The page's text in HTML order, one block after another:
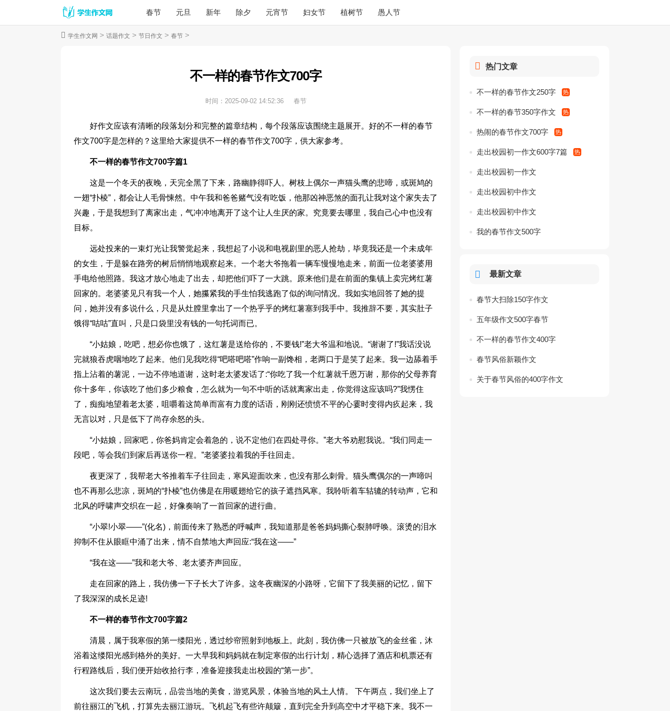
春节 元旦 新年 除夕 元宵节 妇女节 植树节 愚人节
学生作文网 > 话题作文 > 节日作文 > 春节 >
不一样的春节作文700字
时间： 2025-09-02 14:52:36 春节
好作文应该有清晰的段落划分和完整的篇章结构，每个段落应该围绕主题展开。好的不一样的春节
作文700字是怎样的？这里给大家提供不一样的春节作文700字，供大家参考。
不一样的春节作文700字篇1
这是一个冬天的夜晚，天完全黑了下来，路幽静得吓人。树枝上偶尔一声猫头鹰的悲啼，或斑鸠的
一翅“扑棱”，都会让人毛骨悚然。中午我和爸爸赌气没有吃饭，他那凶神恶煞的面孔让我对这个家失去了
兴趣，于是我想到了离家出走，气冲冲地离开了这个让人生厌的家。究竟要去哪里，我自己心中也没有
目标。
远处投来的一束灯光让我警觉起来，我想起了小说和电视剧里的恶人抢劫，毕竟我还是一个未成年
的女生，于是躲在路旁的树后悄悄地观察起来。一个老大爷拖着一辆车慢慢地走来，前面一位老婆婆用
手电给他照路。我这才放心地走了出去，却把他们吓了一大跳。原来他们是在前面的集镇上卖完烤红薯
回家的。老婆婆见只有我一个人，她攥紧我的手生怕我逃跑了似的询问情况。我如实地回答了她的提
问，她并没有多说什么，只是从灶膛里拿出了一个热乎乎的烤红薯塞到我手中。我推辞不要，其实肚子
饿得“咕咕”直叫，只是口袋里没有钱的一句托词而已。
“小姑娘，吃吧，想必你也饿了，这红薯是送给你的，不要钱!”老大爷温和地说。“谢谢了!”我话没说
完就狼吞虎咽地吃了起来。他们见我吃得“吧嗒吧嗒”作响一副馋相，老两口于是笑了起来。我一边舔着手
指上沾着的薯泥，一边不停地道谢，这时老太婆发话了:“你吃了我一个红薯就千恩万谢，那你的父母养育
你十多年，你该吃了他们多少粮食，怎么就为一句不中听的话就离家出走，你觉得这应该吗?”我愣住
了，痴痴地望着老太婆，咀嚼着这简单而富有力度的话语，刚刚还愤愤不平的心霎时变得内疚起来，我
无言以对，只是低下了尚存余怒的头。
“小姑娘，回家吧，你爸妈肯定会着急的，说不定他们在四处寻你。”老大爷劝慰我说。“我们同走一
段吧，等会我们到家后再送你一程。”老婆婆拉着我的手往回走。
夜更深了，我帮老大爷推着车子往回走，寒风迎面吹来，也没有那么刺骨。猫头鹰偶尔的一声啼叫
也不再那么悲凉，斑鸠的“扑棱”也仿佛是在用暖翅给它的孩子遮挡风寒。我聆听着车轱辘的转动声，它和
北风的呼啸声交织在一起，好像奏响了一首回家的进行曲。
“小翠!小翠——”(化名)，前面传来了熟悉的呼喊声，我知道那是爸爸妈妈撕心裂肺呼唤。滚烫的泪水
抑制不住从眼眶中涌了出来，情不自禁地大声回应:“我在这——”
“我在这——”我和老大爷、老太婆齐声回应。
走在回家的路上，我仿佛一下子长大了许多。这冬夜幽深的小路呀，它留下了我美丽的记忆，留下
了我深深的成长足迹!
不一样的春节作文700字篇2
清晨，属于我寒假的第一缕阳光，透过纱帘照射到地板上。此刻，我仿佛一只被放飞的金丝雀，沐
浴着这缕阳光感到格外的美好。一大早我和妈妈就在制定寒假的出行计划，精心选择了酒店和机票还有
行程路线后，我们便开始收拾行李，准备迎接我走出校园的“第一步”。
这次我们要去云南玩，品尝当地的美食，游览风景，体验当地的风土人情。 下午两点，我们坐上了
前往丽江的飞机，打算先去丽江游玩。飞机起飞有些许颠簸，直到完全升到高空中才平稳下来。我不一
热门文章
不一样的春节作文250字
不一样的春节350字作文
热闹的春节作文700字
走出校园初一作文600字7篇
走出校园初一作文
走出校园初中作文
走出校园初中作文
我的春节作文500字
最新文章
春节大扫除150字作文
五年级作文500字春节
不一样的春节作文400字
春节风俗新颖作文
关于春节风俗的400字作文